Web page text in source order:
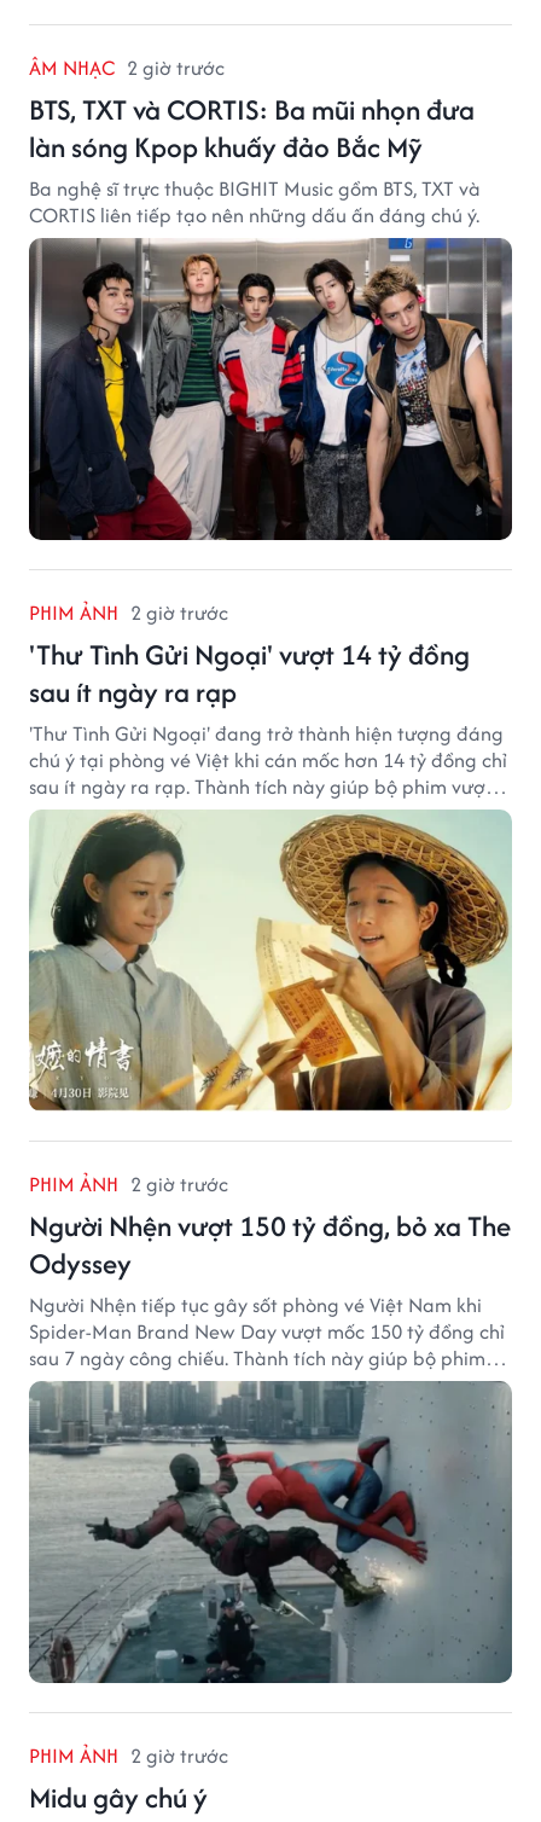
ÂM NHẠC 2 giờ trước
BTS, TXT và CORTIS: Ba mũi nhọn đưa
làn sóng Kpop khuấy đảo Bắc Mỹ
Ba nghệ sĩ trực thuộc BIGHIT Music gồm BTS, TXT và
CORTIS liên tiếp tạo nên những dấu ấn đáng chú ý.
PHIM ẢNH 2 giờ trước
'Thư Tình Gửi Ngoại' vượt 14 tỷ đồng
sau ít ngày ra rạp
'Thư Tình Gửi Ngoại' đang trở thành hiện tượng đáng
chú ý tại phòng vé Việt khi cán mốc hơn 14 tỷ đồng chỉ
sau ít ngày ra rạp. Thành tích này giúp bộ phim vượt
kỳ vọng ban đầu và duy trì sức hút giữa cuộc cạnh
tranh của nhiều tác phẩm lớn.
PHIM ẢNH 2 giờ trước
Người Nhện vượt 150 tỷ đồng, bỏ xa The
Odyssey
Người Nhện tiếp tục gây sốt phòng vé Việt Nam khi
Spider-Man Brand New Day vượt mốc 150 tỷ đồng chỉ
sau 7 ngày công chiếu. Thành tích này giúp bộ phim
của Tom Holland tạo khoảng cách đáng kể với The
Odyssey trên đường đua doanh thu.
PHIM ẢNH 2 giờ trước
Midu gây chú ý